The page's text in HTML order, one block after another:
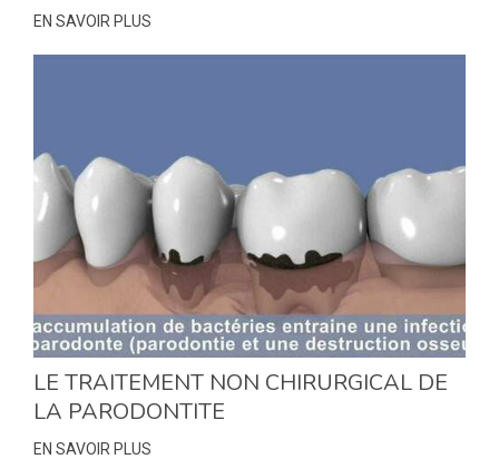
EN SAVOIR PLUS
LE TRAITEMENT NON CHIRURGICAL DE
LA PARODONTITE
EN SAVOIR PLUS